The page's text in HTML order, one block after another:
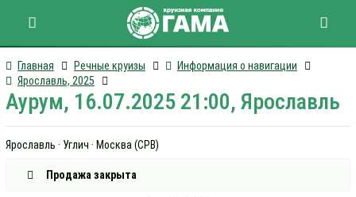
Главная Речные круизы
Информация о навигации
Ярославль, 2025
Аурум, 16.07.2025 21:00, Ярославль
Ярославль · Углич · Москва (СРВ)
Продажа закрыта